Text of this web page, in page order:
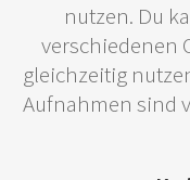
nutzen. Du
verschiedenen
gleichzeitig
Aufnahmen sind